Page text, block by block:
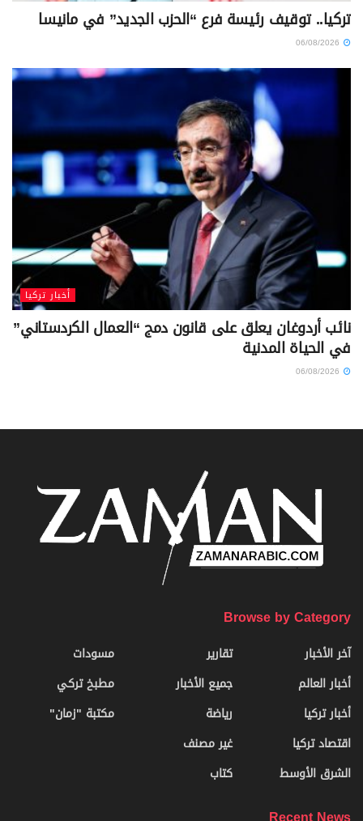
تركيا.. توقيف رئيسة فرع “الحزب الجديد” في مانيسا
أخبار تركيا
نائب أردوغان يعلق على قانون دمج “العمال الكردستاني”
في الحياة المدنية
Browse by Category
آخر الأخبار
أخبار العالم
أخبار تركيا
اقتصاد تركيا
الشرق الأوسط
تقارير
جميع الأخبار
رياضة
غير مصنف
كتاب
مسودات
مطبخ تركي
مكتبة "زمان"